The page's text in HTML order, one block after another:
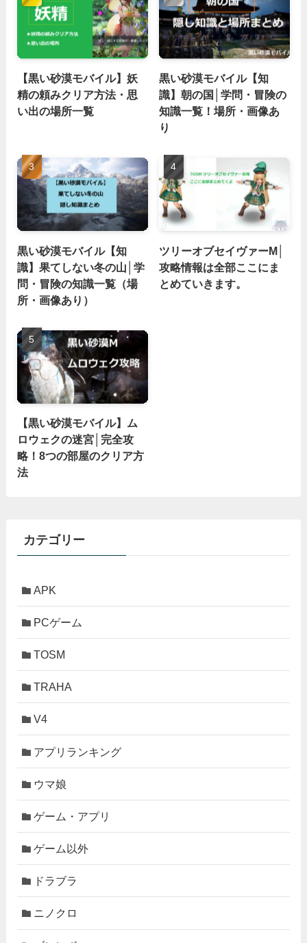
【黒い砂漠モバイル】妖
精の頼みクリア方法・思
い出の場所一覧
黒い砂漠モバイル【知
識】朝の国│学問・冒険の
知識一覧！場所・画像あ
り
黒い砂漠モバイル【知
識】果てしない冬の山│学
問・冒険の知識一覧（場
所・画像あり）
ツリーオブセイヴァーM│
攻略情報は全部ここにま
とめていきます。
【黒い砂漠モバイル】ム
ロウェクの迷宮│完全攻
略！8つの部屋のクリア方
法
カテゴリー
APK
PCゲーム
TOSM
TRAHA
V4
アプリランキング
ウマ娘
ゲーム・アプリ
ゲーム以外
ドラブラ
ニノクロ